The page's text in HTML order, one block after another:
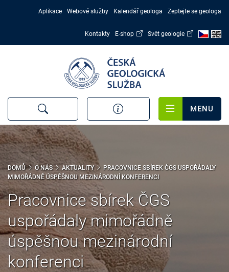
Aplikace Webové služby Kalendář geologa Zeptejte se geologa
Kontakty E-shop Svět geologie
MENU
DOMŮ O NÁS AKTUALITY
PRACOVNICE SBÍREK ČGS USPOŘÁDALY
MIMOŘÁDNĚ ÚSPĚŠNOU MEZINÁRODNÍ KONFERENCI
Pracovnice sbírek ČGS
uspořádaly mimořádně
úspěšnou mezinárodní
konferenci